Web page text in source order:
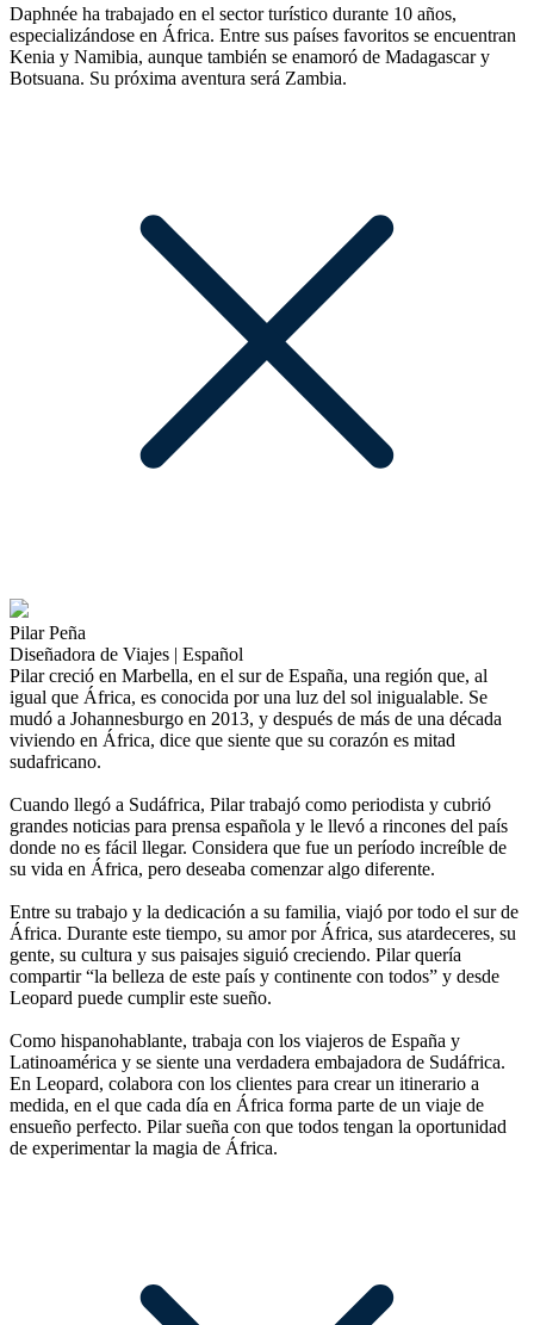
Daphnée ha trabajado en el sector turístico durante 10 años,
especializándose en África. Entre sus países favoritos se encuentran
Kenia y Namibia, aunque también se enamoró de Madagascar y
Botsuana. Su próxima aventura será Zambia.
Pilar Peña
Diseñadora de Viajes | Español
Pilar creció en Marbella, en el sur de España, una región que, al
igual que África, es conocida por una luz del sol inigualable. Se
mudó a Johannesburgo en 2013, y después de más de una década
viviendo en África, dice que siente que su corazón es mitad
sudafricano.
Cuando llegó a Sudáfrica, Pilar trabajó como periodista y cubrió
grandes noticias para prensa española y le llevó a rincones del país
donde no es fácil llegar. Considera que fue un período increíble de
su vida en África, pero deseaba comenzar algo diferente.
Entre su trabajo y la dedicación a su familia, viajó por todo el sur de
África. Durante este tiempo, su amor por África, sus atardeceres, su
gente, su cultura y sus paisajes siguió creciendo. Pilar quería
compartir “la belleza de este país y continente con todos” y desde
Leopard puede cumplir este sueño.
Como hispanohablante, trabaja con los viajeros de España y
Latinoamérica y se siente una verdadera embajadora de Sudáfrica.
En Leopard, colabora con los clientes para crear un itinerario a
medida, en el que cada día en África forma parte de un viaje de
ensueño perfecto. Pilar sueña con que todos tengan la oportunidad
de experimentar la magia de África.